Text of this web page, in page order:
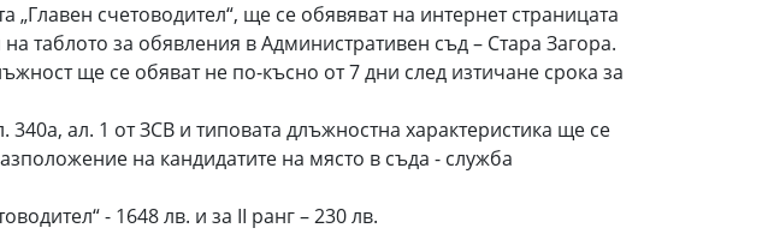
счетоводител“, ще се обявяват на интернет страницата
на таблото за обявления в Административен съд – Стара Загора.
ще се обяват не по-късно от 7 дни след изтичане срока за
ал. 1 от ЗСВ и типовата длъжностна характеристика ще се
на кандидатите на място в съда - служба
- 1648 лв. и за ІІ ранг – 230 лв.